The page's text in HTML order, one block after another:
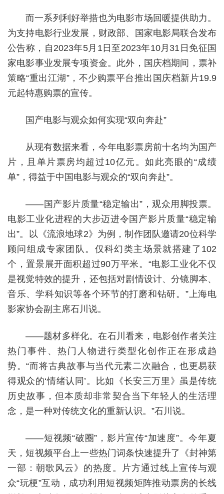
而一系列利好举措也为电影市场回暖提供助力。
为支持电影行业发展，财政部、国家电影局联合发布
公告称，自2023年5月1日至2023年10月31日免征国
家电影事业发展专项资金。此外，国庆档期间，票补
策略“重出江湖”，不少购票平台推出国庆档新片19.9
元起特惠购票的宣传。
国产电影与观众如何实现“双向奔赴”
从现有数据来看，今年电影票房前十名均为国产
片，且单片票房均超过10亿元。如此亮眼的“成绩
单”，得益于中国电影与观众的“双向奔赴”。
——国产影片质量“稳定输出”，观众用脚投票。
电影工业化进程的大步迈进令国产影片质量“稳定输
出”。以《流浪地球2》为例，制作团队邀请20位科学
顾问组成专家团队。仅科幻类主场景就搭建了102
个，置景展开面积超过90万平米。“电影工业化不仅
是视觉特效的提升，还包括对剧情设计、分镜脚本、
音乐、学科知识等各个环节的打磨和钻研。”上海电
影家协会副主席石川说。
——题材多样化。在石川看来，电影创作者关注
热门事件、热门人物进行类型化创作正在形成趋
势。“而将古典故事与当代元素二次融合，也更易获
得观众的‘情绪认同’。比如《长安三万里》虽是传统
历史故事，但本质却非常契合当下年轻人的生活理
念，是一种对传统文化的重新认识。”石川说。
——短视频“破圈”，影片宣传“加速度”。今年夏
天，短视频平台上一些热门词条快速提升了《封神第
一部：朝歌风云》的热度。片方通过线上宣传与观
众“玩梗”互动，成功利用短视频矩阵推动票房的长线